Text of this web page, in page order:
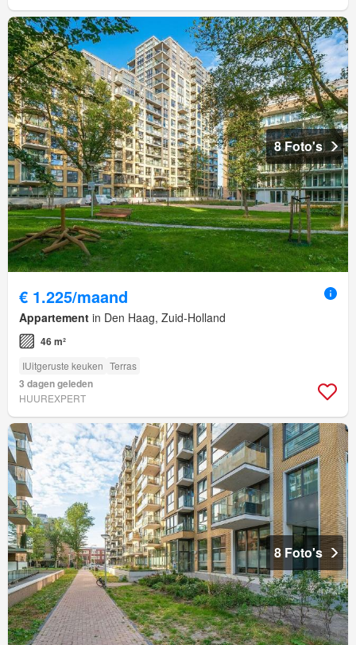
8 Foto's
€ 1.225/maand
Appartement in Den Haag, Zuid-Holland
46 m²
IUitgeruste keuken Terras
3 dagen geleden
HUUREXPERT
8 Foto's